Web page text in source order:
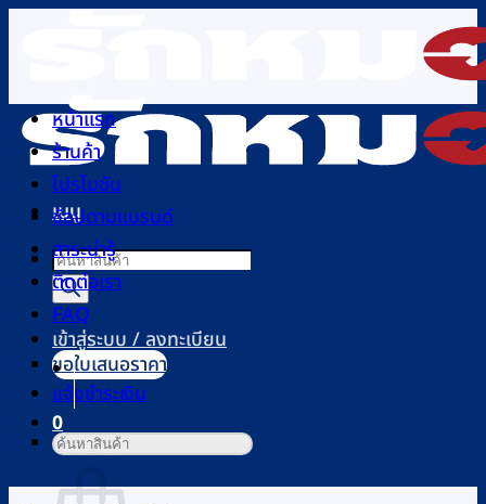
เนื้อหา
เมนู
Products
search
เข้าสู่ระบบ / ลงทะเบียน
0
ตะกร้าสินค้า
หน้าแรก
ร้านค้า
โปรโมชัน
ช้อปตามแบรนด์
สาระน่ารู้
ติดต่อเรา
FAQ
ขอใบเสนอราคา
แจ้งชำระเงิน
ค้นหา: